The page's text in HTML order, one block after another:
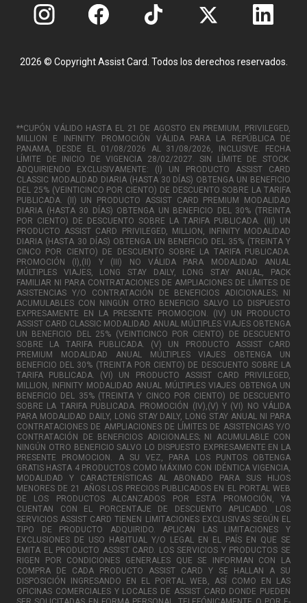
2026 © Copyright Assist Card. Todos los derechos reservados.
**CUPÓN VÁLIDO HASTA EL 21 DE AGOSTO EN PREMIUM, PRIVILEGED,
MILLION E INFINITY. PROMOCIÓN VÁLIDA PARA LA REPÚBLICA DE
PANAMA, DESDE EL 01/08/2026 AL 31/08/2026, INCLUSIVE. FECHA
LÍMITE DE INICIO DE VIGENCIA 28/02/2027. SIN LÍMITE DE STOCK.
ADQUIRIENDO EXCLUSIVAMENTE: (I) UN PRODUCTO ASSIST CARD
CLASSIC MODALIDAD DIARIA (HASTA 30 DÍAS) OBTENGA UN BENEFICIO
DEL 25% (VEINTICINCO POR CIENTO) DE DESCUENTO SOBRE LA TARIFA
PUBLICADA. (II) UN PRODUCTO ASSIST CARD PREMIUM MODALIDAD
DIARIA (HASTA 30 DÍAS) OBTENGA UN BENEFICIO DEL 30% (TREINTA
POR CIENTO) DE DESCUENTO SOBRE LA TARIFA PUBLICADA. (III) UN
PRODUCTO ASSIST CARD PRIVILEGED, MILLION, INFINITY MODALIDAD
DIARIA (HASTA 30 DÍAS) OBTENGA UN BENEFICIO DEL 35% (TREINTA Y
CINCO POR CIENTO) DE DESCUENTO SOBRE LA TARIFA PUBLICADA.
PROMOCIÓN (I),(II) Y (III) NO VÁLIDA PARA MODALIDAD ANUAL
MÚLTIPLES VIAJES, LONG STAY DAILY, LONG STAY ANUAL, PACK
FAMILIAR NI PARA CONTRATACIONES DE AMPLIACIONES DE LÍMITES DE
ASISTENCIAS Y/O CONTRATACIÓN DE BENEFICIOS ADICIONALES; NI
ACUMULABLES CON NINGÚN OTRO BENEFICIO SALVO LO DISPUESTO
EXPRESAMENTE EN LA PRESENTE PROMOCION. (IV) UN PRODUCTO
ASSIST CARD CLASSIC MODALIDAD ANUAL MÚLTIPLES VIAJES OBTENGA
UN BENEFICIO DEL 25% (VEINTICINCO POR CIENTO) DE DESCUENTO
SOBRE LA TARIFA PUBLICADA. (V) UN PRODUCTO ASSIST CARD
PREMIUM MODALIDAD ANUAL MÚLTIPLES VIAJES OBTENGA UN
BENEFICIO DEL 30% (TREINTA POR CIENTO) DE DESCUENTO SOBRE LA
TARIFA PUBLICADA. (VI) UN PRODUCTO ASSIST CARD PRIVILEGED,
MILLION, INFINITY MODALIDAD ANUAL MÚLTIPLES VIAJES OBTENGA UN
BENEFICIO DEL 35% (TREINTA Y CINCO POR CIENTO) DE DESCUENTO
SOBRE LA TARIFA PUBLICADA. PROMOCIÓN (IV),(V) Y (VI) NO VÁLIDA
PARA MODALIDAD DAILY, LONG STAY DAILY, LONG STAY ANUAL NI PARA
CONTRATACIONES DE AMPLIACIONES DE LÍMITES DE ASISTENCIAS Y/O
CONTRATACIÓN DE BENEFICIOS ADICIONALES; NI ACUMULABLE CON
NINGÚN OTRO BENEFICIO SALVO LO DISPUESTO EXPRESAMENTE EN LA
PRESENTE PROMOCION. A SU VEZ, PARA LOS PUNTOS OBTENGA
GRATIS HASTA 4 PRODUCTOS COMO MÁXIMO CON IDÉNTICA VIGENCIA,
MODALIDAD Y CARACTERÍSTICAS AL ABONADO PARA SUS HIJOS
MENORES DE 21 AÑOS.LOS PRECIOS PUBLICADOS EN EL PORTAL WEB
DE LOS PRODUCTOS ALCANZADOS POR ESTA PROMOCIÓN, YA
CUENTAN CON EL PORCENTAJE DE DESCUENTO APLICADO. LOS
SERVICIOS ASSIST CARD TIENEN LIMITACIONES EXCLUSIVAS SEGÚN EL
TIPO DE PRODUCTO ADQUIRIDO. APLICAN LAS LIMITACIONES Y
EXCLUSIONES DE USO HABITUAL Y/O LEGAL EN EL PAÍS EN QUE SE
EMITA EL PRODUCTO ASSIST CARD. LOS SERVICIOS Y PRODUCTOS SE
RIGEN POR CONDICIONES GENERALES QUE SE INFORMAN CON LA
COMPRA DE CADA PRODUCTO ASSIST CARD Y SE HALLAN A SU
DISPOSICIÓN INGRESANDO EN EL PORTAL WEB, ASÍ COMO EN LAS
OFICINAS COMERCIALES Y LOCALES DE ASSIST CARD DONDE PUEDEN